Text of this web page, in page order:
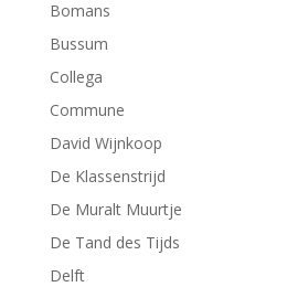
Bomans
Bussum
Collega
Commune
David Wijnkoop
De Klassenstrijd
De Muralt Muurtje
De Tand des Tijds
Delft